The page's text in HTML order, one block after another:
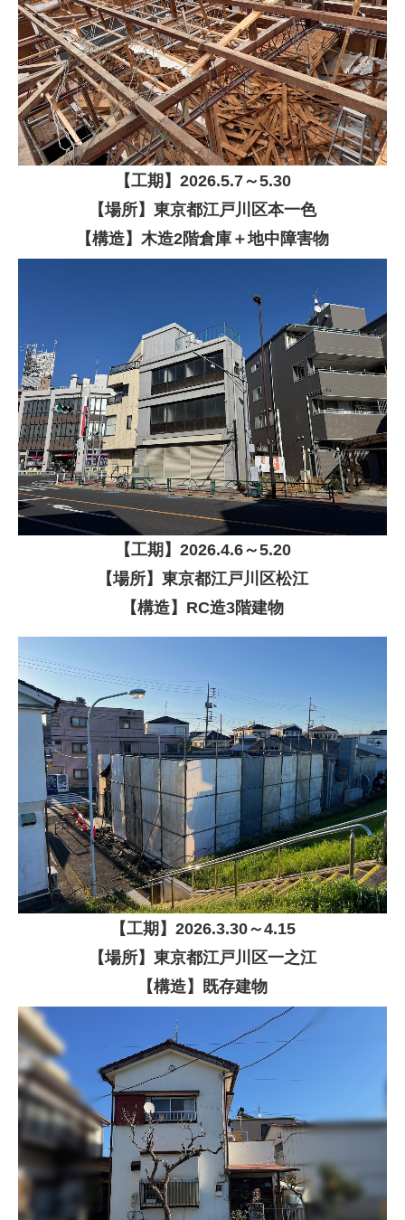
【工期】 2026.5.7～5.30
【場所】東京都江戸川区本一色
【構造】木造2階倉庫＋地中障害物
【工期】 2026.4.6～5.20
【場所】東京都江戸川区松江
【構造】RC造3階建物
【工期】 2026.3.30～4.15
【場所】東京都江戸川区一之江
【構造】既存建物